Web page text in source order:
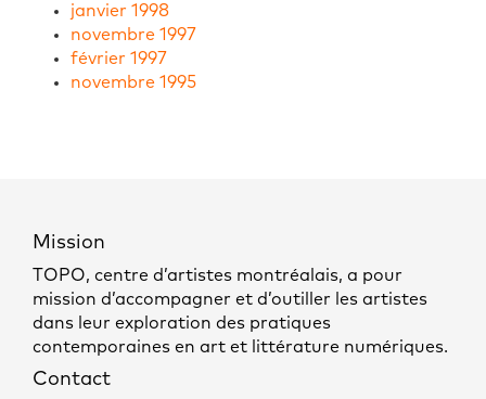
janvier 1998
novembre 1997
février 1997
novembre 1995
Mission
TOPO, centre d’artistes montréalais, a pour
mission d’accompagner et d’outiller les artistes
dans leur exploration des pratiques
contemporaines en art et littérature numériques.
Contact